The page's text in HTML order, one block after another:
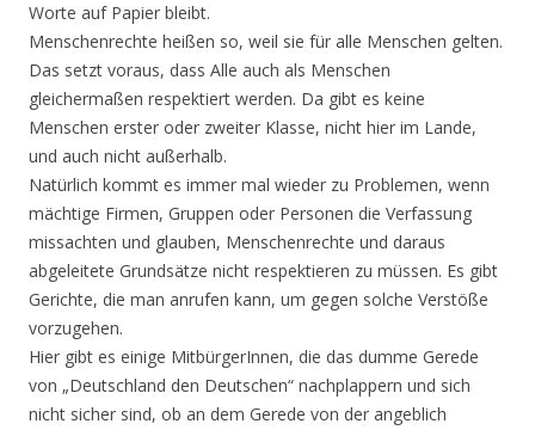
Worte auf Papier bleibt.
Menschenrechte heißen so, weil sie für alle Menschen gelten.
Das setzt voraus, dass Alle auch als Menschen
gleichermaßen respektiert werden. Da gibt es keine
Menschen erster oder zweiter Klasse, nicht hier im Lande,
und auch nicht außerhalb.
Natürlich kommt es immer mal wieder zu Problemen, wenn
mächtige Firmen, Gruppen oder Personen die Verfassung
missachten und glauben, Menschenrechte und daraus
abgeleitete Grundsätze nicht respektieren zu müssen. Es gibt
Gerichte, die man anrufen kann, um gegen solche Verstöße
vorzugehen.
Hier gibt es einige MitbürgerInnen, die das dumme Gerede
von „Deutschland den Deutschen“ nachplappern und sich
nicht sicher sind, ob an dem Gerede von der angeblich